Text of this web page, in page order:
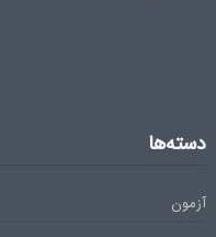
دسته‌ها
آزمون